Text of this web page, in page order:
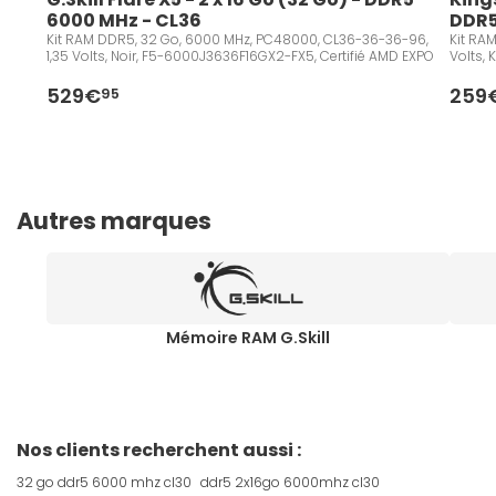
6000 MHz - CL36
Kit RAM DDR5, 32 Go, 6000 MHz, PC48000, CL36-36-36-96,
1,35 Volts, Noir, F5-6000J3636F16GX2-FX5, Certifié AMD EXPO
529€95
Kit
Volts,
Autres marques
Mémoire RAM G.Skill
Nos clients recherchent aussi :
32 go ddr5 6000 mhz cl30 ddr5 2x16go 6000mhz cl30